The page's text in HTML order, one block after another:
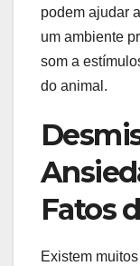
podem ajudar
um ambiente
som a
do animal.
Fatos
Existem